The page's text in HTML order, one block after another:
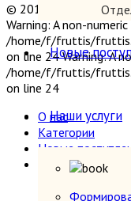
Новые
Наши услуги
© 2019 "Параграф"
Warning: A non-
/home/f/fruttis/
on line 24 Warning: A
/home/f/fruttis/
on line 24
О нас
Категории
Новые
Наши услуги
Прием книг